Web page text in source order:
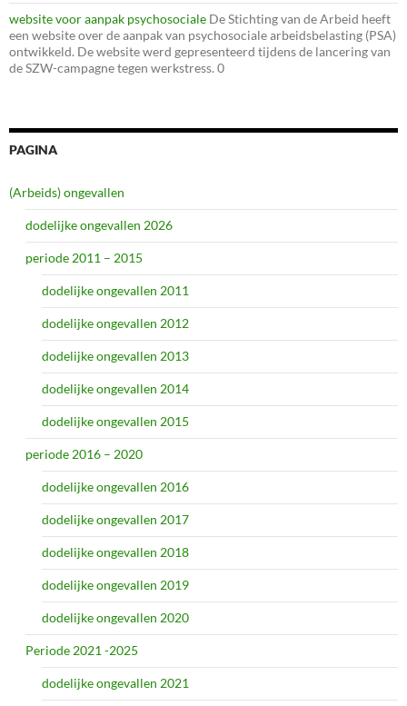
website voor aanpak psychosociale De Stichting van de Arbeid heeft
een website over de aanpak van psychosociale arbeidsbelasting (PSA)
ontwikkeld. De website werd gepresenteerd tijdens de lancering van
de SZW-campagne tegen werkstress. 0
PAGINA
(Arbeids) ongevallen
dodelijke ongevallen 2026
periode 2011 – 2015
dodelijke ongevallen 2011
dodelijke ongevallen 2012
dodelijke ongevallen 2013
dodelijke ongevallen 2014
dodelijke ongevallen 2015
periode 2016 – 2020
dodelijke ongevallen 2016
dodelijke ongevallen 2017
dodelijke ongevallen 2018
dodelijke ongevallen 2019
dodelijke ongevallen 2020
Periode 2021 -2025
dodelijke ongevallen 2021